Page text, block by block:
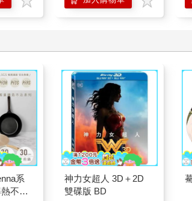
系
不沾
神力女超人 3D＋2D
雙碟版 BD